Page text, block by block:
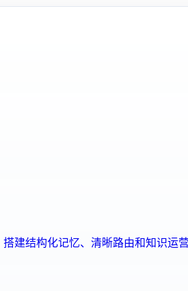
建结构化记忆、清晰路由和知识运